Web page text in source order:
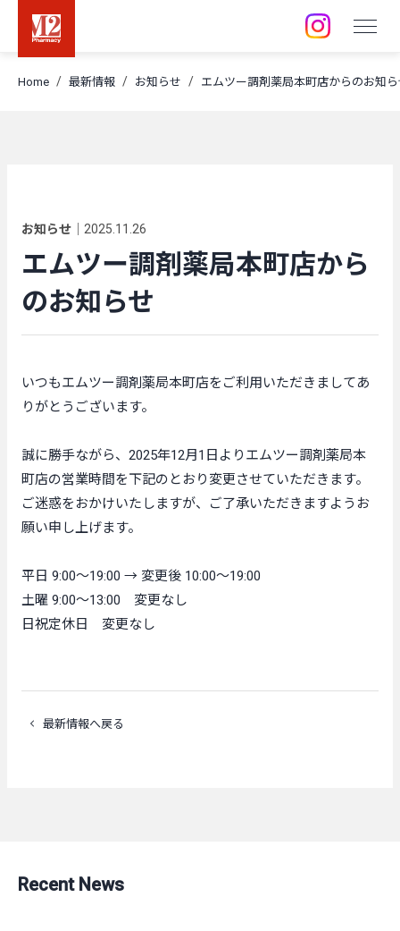
Home 最新情報 お知らせ エムツー調剤薬局本町店からのお知
お知らせ 2025.11.26
エムツー調剤薬局本町店から
のお知らせ
いつもエムツー調剤薬局本町店をご利用いただきましてあ
りがとうございます。
誠に勝手ながら、2025年12月1日よりエムツー調剤薬局本
町店の営業時間を下記のとおり変更させていただきます。
ご迷惑をおかけいたしますが、ご了承いただきますようお
願い申し上げます。
平日 9:00〜19:00 → 変更後 10:00〜19:00
土曜 9:00〜13:00 変更なし
日祝定休日 変更なし
最新情報へ戻る
Recent News